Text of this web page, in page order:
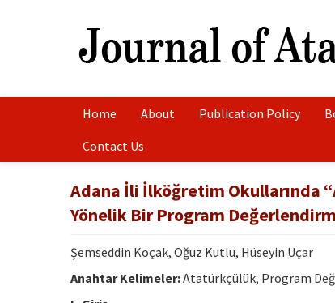
Home About Publication Policy
Contact Us
Adana İli İlköğretim Okullarında
Yönelik Bir Program
Şemseddin Koçak, Oğuz Kutlu, Hüseyin Uçar
Anahtar Kelimeler:Atatürkçülük, Program